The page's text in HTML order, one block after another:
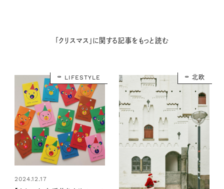
「クリスマス」に関する記事をもっと読む
LIFESTYLE
2024.12.17
北欧